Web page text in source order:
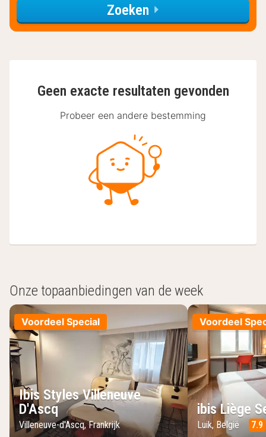
Zoeken
Geen exacte resultaten gevonden
Probeer een andere bestemming
Onze topaanbiedingen van de week
Voordeel Special
Ibis Styles Villeneuve
D'Ascq
Villeneuve-d'Ascq, Frankrijk
Voordeel
ibis Liège
Luik, België 7.9